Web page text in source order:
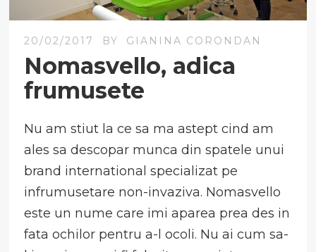
20/02/2017 BY GIANINA CORONDAN
Nomasvello, adica
frumusete
Nu am stiut la ce sa ma astept cind am
ales sa descopar munca din spatele unui
brand international specializat pe
infrumusetare non-invaziva. Nomasvello
este un nume care imi aparea prea des in
fata ochilor pentru a-l ocoli. Nu ai cum sa-